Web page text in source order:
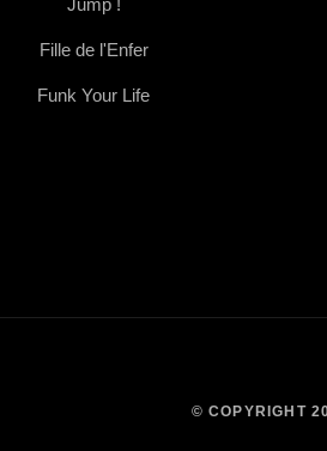
Jump !
Fille de l'Enfer
Funk Your Life
© COPYRIGHT